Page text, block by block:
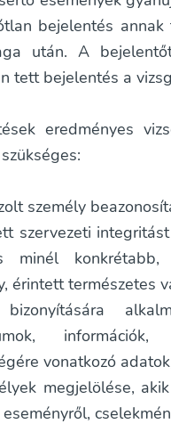
bejelentés
után. A
tett bejelentés a
eredményes
személy
szervezeti
minél
érintett természetes
vonatkozó
megjelölése,